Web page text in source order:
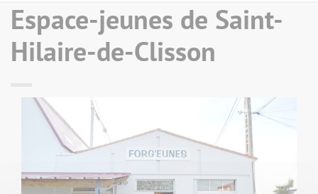
Espace-jeunes de Saint-
Hilaire-de-Clisson